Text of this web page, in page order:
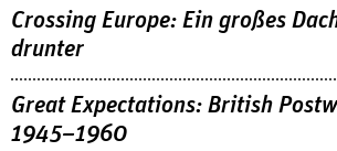
Crossing Europe: Ein großes
drunter
Great Expectations: British
1945–1960